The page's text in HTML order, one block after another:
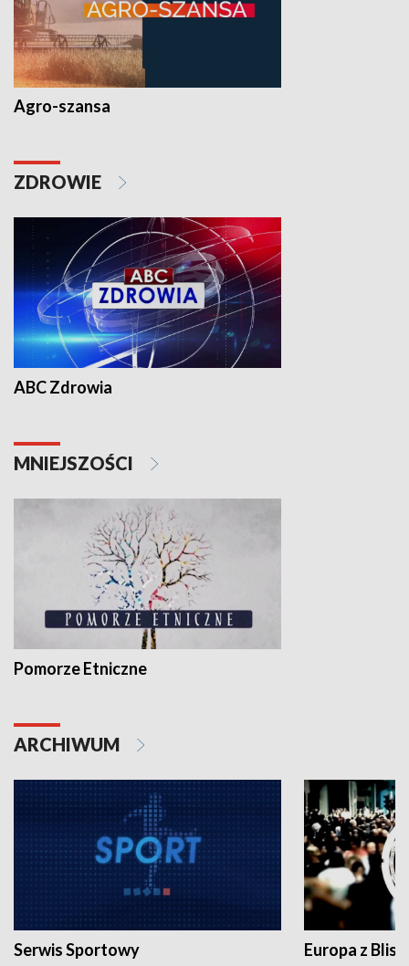
Agro-szansa
ZDROWIE
ABC Zdrowia
MNIEJSZOŚCI
Pomorze Etniczne
ARCHIWUM
Serwis Sportowy Europa z